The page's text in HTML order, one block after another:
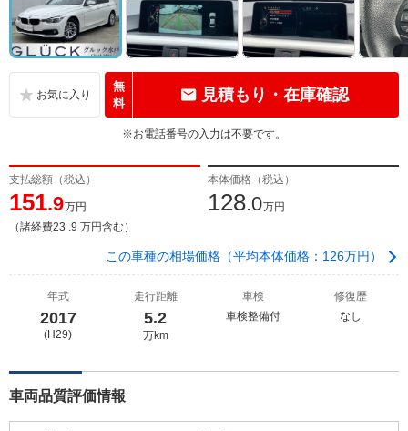
無
料
見積もり・在庫確認
※お電話番号の入力は不要です。
支払総額（税込）
151.9万円
（諸経費23 .9 万円含む）
本体価格（税込）
128.0万円
この車種の相場価格（平均本体価格：126万円）
年式
2017
(H29)
走行距離
5.2
万km
車検
車検整備付
修復歴
なし
車両品質評価情報